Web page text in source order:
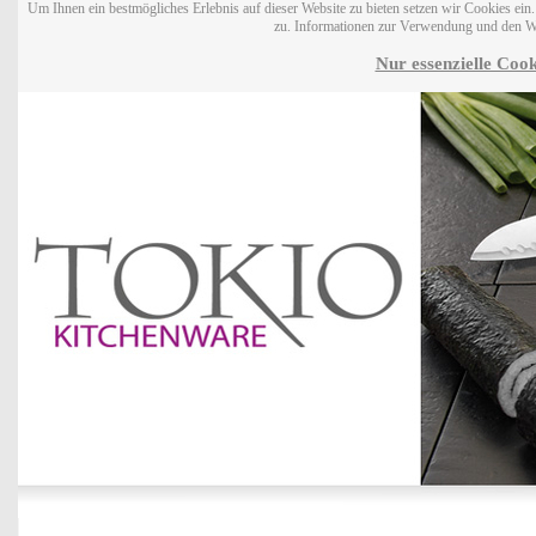
Um Ihnen ein bestmögliches Erlebnis auf dieser Website zu bieten setzen wir Cookies
zu. Informationen zur Verwendung und den
Nur essenzielle